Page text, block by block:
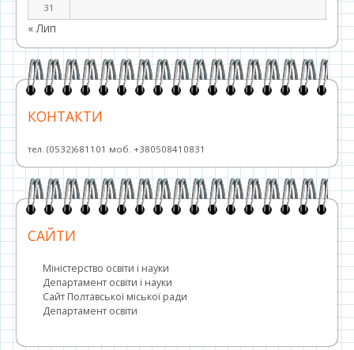
31
« Лип
КОНТАКТИ
тел. (0532)681101 моб. +380508410831
САЙТИ
Міністерство освіти і науки
Департамент освіти і науки
Сайт Полтавської міської ради
Департамент освіти